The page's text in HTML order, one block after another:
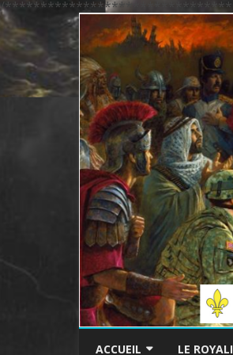
/
ACCUEIL LE